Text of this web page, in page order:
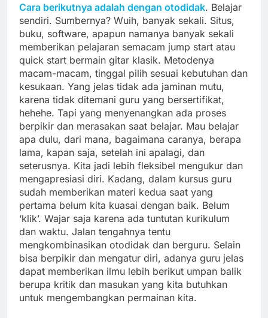
Cara berikutnya adalah dengan otodidak. Belajar
sendiri. Sumbernya? Wuih, banyak sekali. Situs,
buku, software, apapun namanya banyak sekali
memberikan pelajaran semacam jump start atau
quick start bermain gitar klasik. Metodenya
macam-macam, tinggal pilih sesuai kebutuhan dan
kesukaan. Yang jelas tidak ada jaminan mutu,
karena tidak ditemani guru yang bersertifikat,
hehehe. Tapi yang menyenangkan ada proses
berpikir dan merasakan saat belajar. Mau belajar
apa dulu, dari mana, bagaimana caranya, berapa
lama, kapan saja, setelah ini apalagi, dan
seterusnya. Kita jadi lebih fleksibel mengukur dan
mengapresiasi diri. Kadang, dalam kursus guru
sudah memberikan materi kedua saat yang
pertama belum kita kuasai dengan baik. Belum
‘klik’. Wajar saja karena ada tuntutan kurikulum
dan waktu. Jalan tengahnya tentu
mengkombinasikan otodidak dan berguru. Selain
bisa berpikir dan mengatur diri, adanya guru jelas
dapat memberikan ilmu lebih berikut umpan balik
berupa kritik dan masukan yang kita butuhkan
untuk mengembangkan permainan kita.